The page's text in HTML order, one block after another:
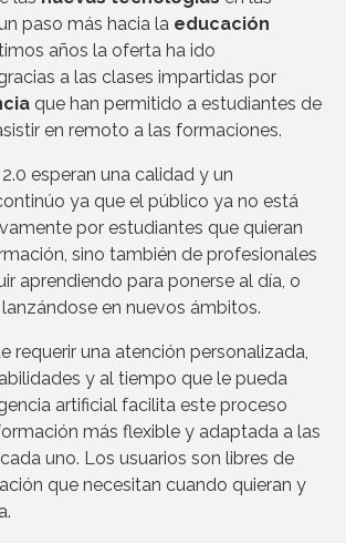
paso más hacia la educación
años la oferta ha ido
a las clases impartidas por
que han permitido a estudiantes de
en remoto a las formaciones.
esperan una calidad y un
ya que el público ya no está
por estudiantes que quieran
sino también de profesionales
aprendiendo para ponerse al día, o
en nuevos ámbitos.
requerir una atención personalizada,
y al tiempo que le pueda
artificial facilita este proceso
más flexible y adaptada a las
uno. Los usuarios son libres de
que necesitan cuando quieran y